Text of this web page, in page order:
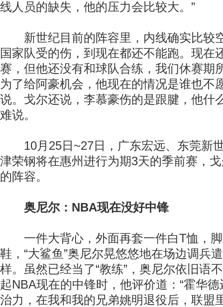
线人员的缺失，他的压力会比较大。”
新世纪目前的阵容里，内线确实比较
国家队受的伤，到现在都还不能跑。现在
赛，但他还没有和球队合练，我们休赛期
为了给阿豪机会，他现在的情况是谁也不
说。戈尔还说，李慕豪伤的是跟腱，他什
难说。
10月25日~27日，广东宏远、东莞新
津荣钢将在惠州进行为期3天的季前赛，
的阵容。
奥尼尔：NBA现在没好中锋
一件大背心，外面再套一件白T恤，脚
鞋，“大鲨鱼”奥尼尔晃悠悠地在场边调兵
样。虽然已经当了“教练”，奥尼尔依旧语
起NBA现在的中锋时，他评价道：“霍华
治力，在我和我的兄弟姚明退役后，联盟